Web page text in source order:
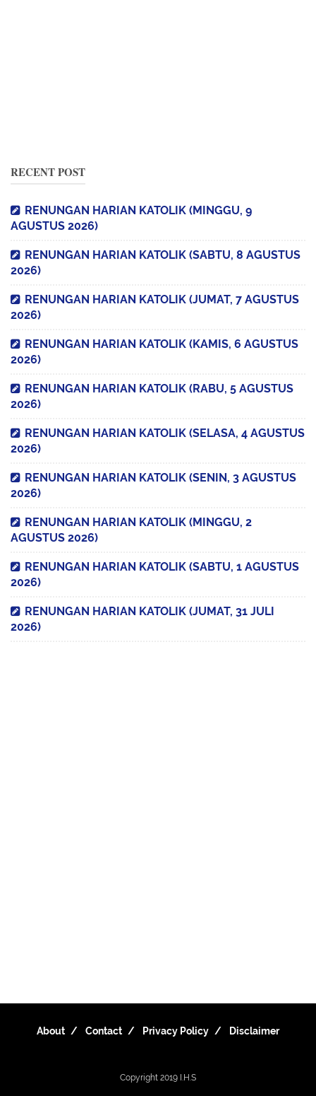
RECENT POST
RENUNGAN HARIAN KATOLIK (MINGGU, 9
AGUSTUS 2026)
RENUNGAN HARIAN KATOLIK (SABTU, 8 AGUSTUS
2026)
RENUNGAN HARIAN KATOLIK (JUMAT, 7 AGUSTUS
2026)
RENUNGAN HARIAN KATOLIK (KAMIS, 6 AGUSTUS
2026)
RENUNGAN HARIAN KATOLIK (RABU, 5 AGUSTUS
2026)
RENUNGAN HARIAN KATOLIK (SELASA, 4 AGUSTUS
2026)
RENUNGAN HARIAN KATOLIK (SENIN, 3 AGUSTUS
2026)
RENUNGAN HARIAN KATOLIK (MINGGU, 2
AGUSTUS 2026)
RENUNGAN HARIAN KATOLIK (SABTU, 1 AGUSTUS
2026)
RENUNGAN HARIAN KATOLIK (JUMAT, 31 JULI
2026)
About Contact Privacy Policy Disclaimer
Copyright 2019 I.H.S